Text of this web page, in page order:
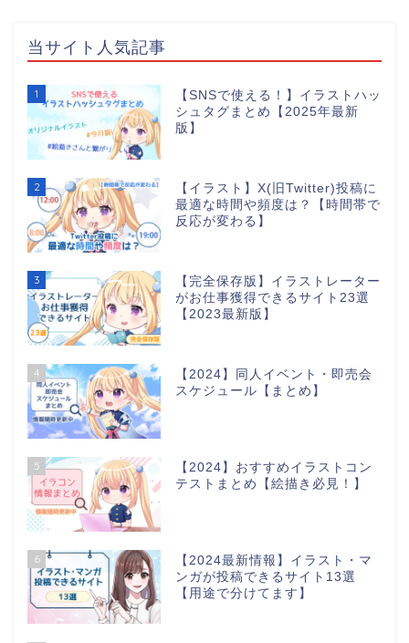
当サイト人気記事
1
【SNSで使える！】イラストハッ
シュタグまとめ【2025年最新
版】
2
【イラスト】X(旧Twitter)投稿に
最適な時間や頻度は？【時間帯で
反応が変わる】
3
【完全保存版】イラストレーター
がお仕事獲得できるサイト23選
【2023最新版】
4
【2024】同人イベント・即売会
スケジュール【まとめ】
5
【2024】おすすめイラストコン
テストまとめ【絵描き必見！】
6
【2024最新情報】イラスト・マ
ンガが投稿できるサイト13選
【用途で分けてます】